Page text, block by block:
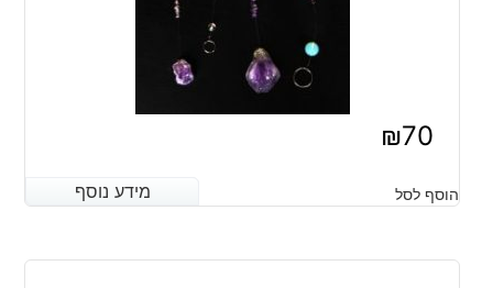
₪70
מידע נוסף הוסף לסל מידע נוסף